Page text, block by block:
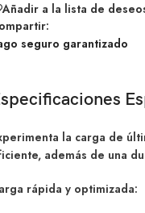
Añadir a la lista de
seguro garantizado
la carga de
además de una
rápida y optimizada: